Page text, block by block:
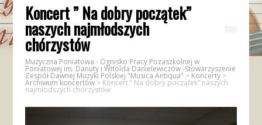
Koncert ” Na dobry początek”
naszych najmłodszych
chórzystów
Muzyczna Poniatowa - Ognisko Pracy Pozaszkolnej w
Poniatowej im. Danuty i Witolda Danielewiczów -Stowarzyszenie
Zespół Dawnej Muzyki Polskiej "Musica Antiqua" > Koncerty>
Archiwum koncertów> Koncert ” Na dobry początek” naszych
najmłodszych chórzystów